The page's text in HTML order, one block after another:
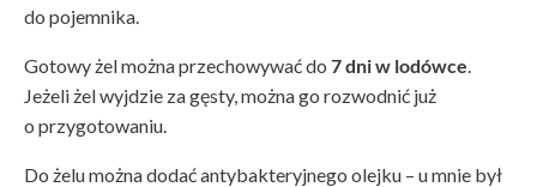
do pojemnika.
Gotowy żel można przechowywać do 7 dni w lodówce.
Jeżeli żel wyjdzie za gęsty, można go rozwodnić już
o przygotowaniu.
Do żelu można dodać antybakteryjnego olejku – u mnie był